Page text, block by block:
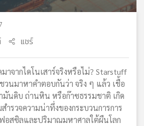
แชร์
าจากไดโนเสาร์จริงหรือไม่? Starstuff
ชวนมาหาคำตอบกันว่า จริง ๆ แล้ว เชื้อ
นดิบ ถ่านหิน หรือก๊าซธรรมชาติ เกิด
ำรวจความน่าทึ่งของกระบวนการการ
อสซิลและปริมาณมหาศาลใต้ผืนโลก